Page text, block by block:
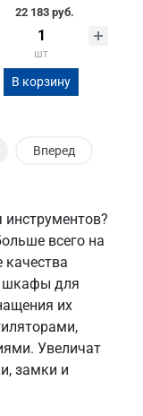
22 183 руб.
шт
В корзину
Вперед
всего на
шкафы для
их
Увеличат
замки и